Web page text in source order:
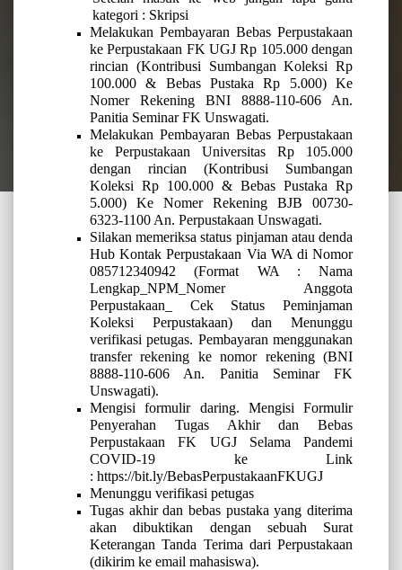
kategori : Skripsi
Melakukan Pembayaran Bebas Perpustakaan
ke Perpustakaan FK UGJ Rp 105.000 dengan
rincian (Kontribusi Sumbangan Koleksi Rp
100.000 & Bebas Pustaka Rp 5.000) Ke
Nomer Rekening BNI 8888-110-606 An.
Panitia Seminar FK Unswagati.
Melakukan Pembayaran Bebas Perpustakaan
ke Perpustakaan Universitas Rp 105.000
dengan rincian (Kontribusi Sumbangan
Koleksi Rp 100.000 & Bebas Pustaka Rp
5.000) Ke Nomer Rekening BJB 00730-
6323-1100 An. Perpustakaan Unswagati.
Silakan memeriksa status pinjaman atau denda
Hub Kontak Perpustakaan Via WA di Nomor
085712340942 (Format WA : Nama
Lengkap_NPM_Nomer Anggota
Perpustakaan_ Cek Status Peminjaman
Koleksi Perpustakaan) dan Menunggu
verifikasi petugas. Pembayaran menggunakan
transfer rekening ke nomor rekening (BNI
8888-110-606 An. Panitia Seminar FK
Unswagati).
Mengisi formulir daring. Mengisi Formulir
Penyerahan Tugas Akhir dan Bebas
Perpustakaan FK UGJ Selama Pandemi
COVID-19 ke Link
: https://bit.ly/BebasPerpustakaanFKUGJ
Menunggu verifikasi petugas
Tugas akhir dan bebas pustaka yang diterima
akan dibuktikan dengan sebuah Surat
Keterangan Tanda Terima dari Perpustakaan
(dikirim ke email mahasiswa).